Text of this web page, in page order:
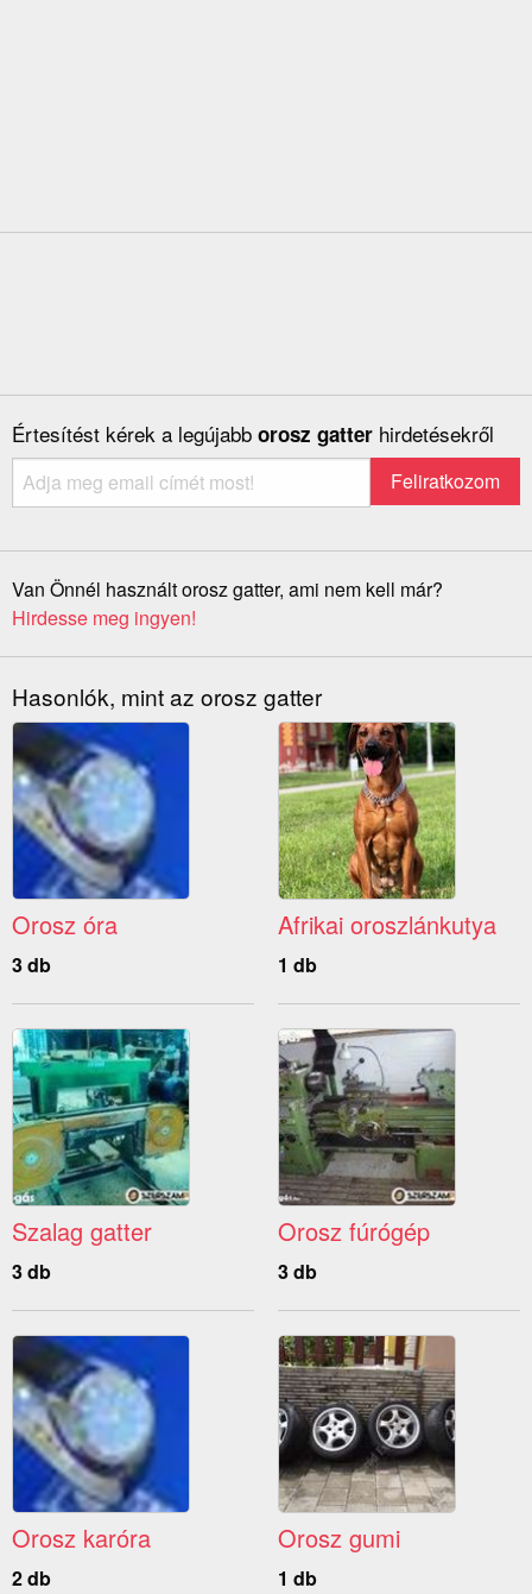
Értesítést kérek a legújabb orosz gatter hirdetésekről
Van Önnél használt orosz gatter, ami nem kell már?
Hirdesse meg ingyen!
Hasonlók, mint az orosz gatter
Orosz óra
3 db
Afrikai oroszlánkutya
1 db
Szalag gatter
3 db
Orosz fúrógép
3 db
Orosz karóra
2 db
Orosz gumi
1 db